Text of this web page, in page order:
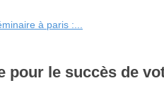
à paris :...
le succès de